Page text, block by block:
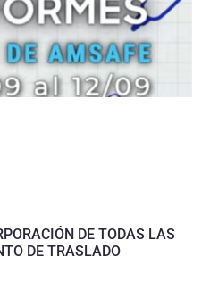
DE TODAS LAS
DE TRASLADO